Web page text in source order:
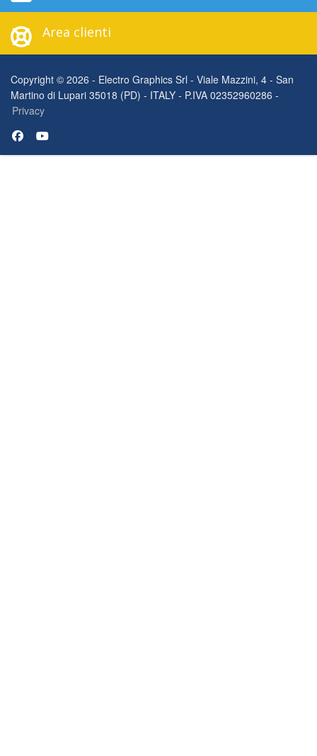
Area clienti
Copyright © 2026 - Electro Graphics Srl - Viale Mazzini, 4 - San
Martino di Lupari 35018 (PD) - ITALY - P.IVA 02352960286 -
Privacy